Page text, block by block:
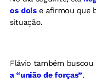
os dois e afirmou que
situação.
Flávio também
a “união de forças”.